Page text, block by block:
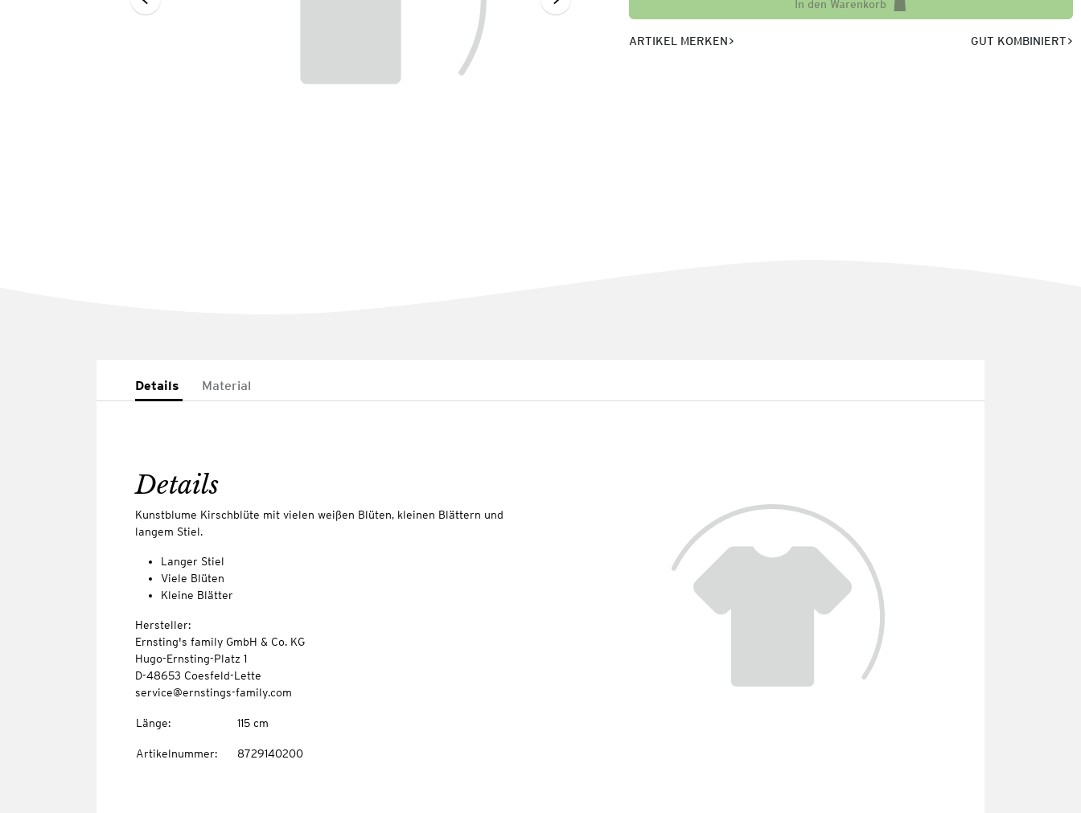
In den Warenkorb
ARTIKEL MERKEN GUT KOMBINIERT
Details Material
Details
Kunstblume Kirschblüte mit vielen weißen Blüten, kleinen Blättern und
langem Stiel.
Langer Stiel
Viele Blüten
Kleine Blätter
Hersteller:
Ernsting's family GmbH & Co. KG
Hugo-Ernsting-Platz 1
D-48653 Coesfeld-Lette
service@ernstings-family.com
Länge: 115 cm
Artikelnummer: 8729140200